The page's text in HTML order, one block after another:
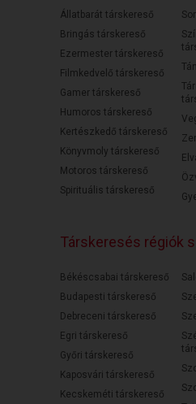
Állatbarát társkereső
Bringás társkereső
Ezermester társkereső
Filmkedvelő társkereső
Gamer társkereső
Humoros társkereső
Kertészkedő társkereső
Könyvmoly társkereső
Motoros társkereső
Spirituális társkereső
Társkeresés régiók
Békéscsabai társkereső
Budapesti társkereső
Debreceni társkereső
Egri társkereső
Győri társkereső
Kaposvári társkereső
Kecskeméti társkereső